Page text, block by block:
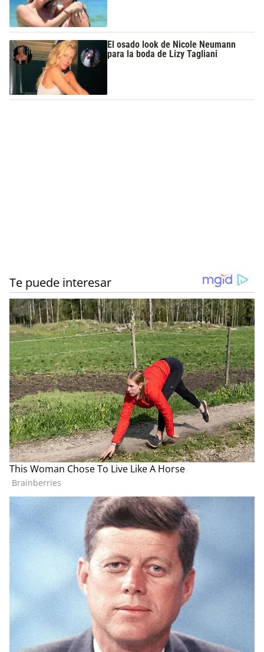
El osado look de Nicole Neumann
para la boda de Lizy Tagliani